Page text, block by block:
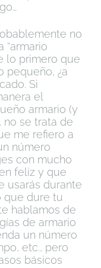
no
“armario
lo primero que
pequeño, ¿a
Si
el
armario (y
no se trata de
me refiero a
número
con mucho
feliz y que
usarás durante
que dure tu
hablamos de
de armario
un número
etc., pero
básicos